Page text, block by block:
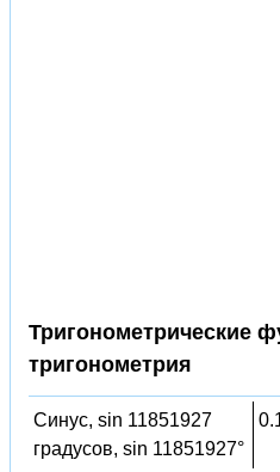
Тригонометрические
тригонометрия
Синус, sin 11851927
градусов, sin 11851927°